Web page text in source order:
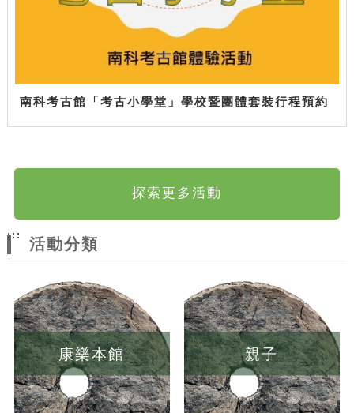
南科考古館「考古小學堂」學校暨團體套裝行程預約
探索更多活動
:::
活動分類
康樂本館 親子